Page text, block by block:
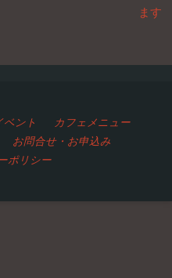
ます
ベント
カフェメニュー
お問合せ・お申込み
ポリシー